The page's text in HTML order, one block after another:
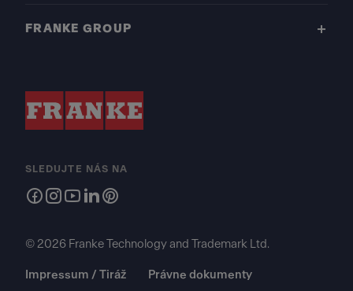
FRANKE GROUP
SLEDUJTE NÁS NA
© 2026 Franke Technology and Trademark Ltd.
Impressum / Tiráž Právne dokumenty